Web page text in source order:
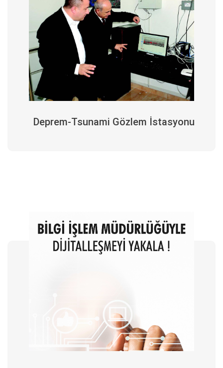
Deprem-Tsunami Gözlem İstasyonu